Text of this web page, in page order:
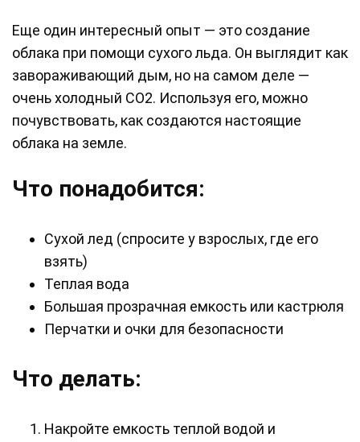
Еще один интересный опыт — это создание
облака при помощи сухого льда. Он выглядит как
завораживающий дым, но на самом деле —
очень холодный CO2. Используя его, можно
почувствовать, как создаются настоящие
облака на земле.
Что понадобится:
Сухой лед (спросите у взрослых, где его
взять)
Теплая вода
Большая прозрачная емкость или кастрюля
Перчатки и очки для безопасности
Что делать:
Накройте емкость теплой водой и